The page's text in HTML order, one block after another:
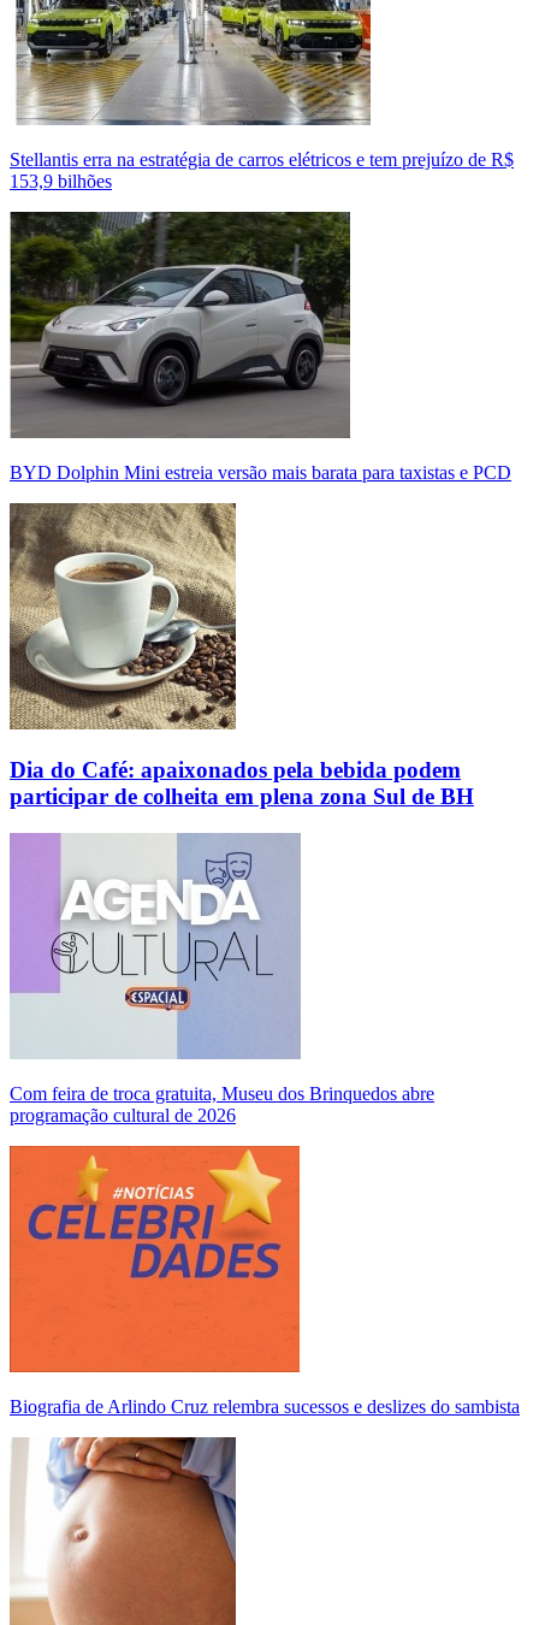
Stellantis erra na estratégia de carros elétricos e tem prejuízo de R$
153,9 bilhões
BYD Dolphin Mini estreia versão mais barata para taxistas e PCD
Dia do Café: apaixonados pela bebida podem
participar de colheita em plena zona Sul de BH
Com feira de troca gratuita, Museu dos Brinquedos abre
programação cultural de 2026
Biografia de Arlindo Cruz relembra sucessos e deslizes do sambista